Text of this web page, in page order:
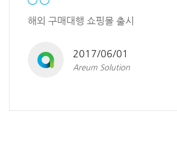
해외 구매대행 쇼핑몰 출시
2017/06/01
Areum Solution